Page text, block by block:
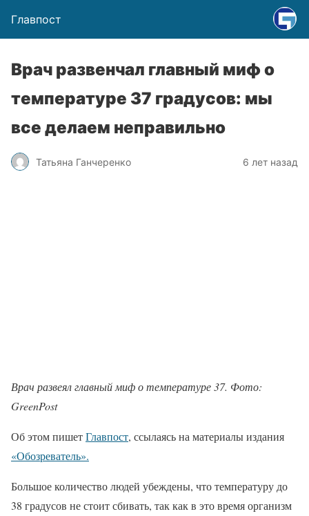
Главпост
Врач развенчал главный миф о
температуре 37 градусов: мы
все делаем неправильно
Татьяна Ганчеренко 6 лет назад
Врач развеял главный миф о температуре 37. Фото:
GreenPost
Об этом пишетГлавпост, ссылаясь на материалы издания
«Обозреватель».
Большое количество людей убеждены, что температуру до
38 градусов не стоит сбивать, так как в это время организм